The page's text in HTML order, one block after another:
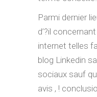
Parmi dernier
d’?il
internet telles
blog Linkedin
sociaux sauf
avis , !